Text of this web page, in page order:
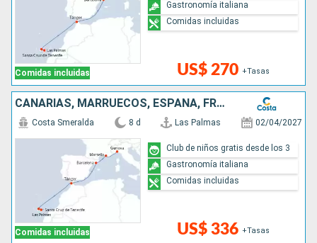
Comidas incluidas US$ 270 +Tasas
Gastronomía italiana
Comidas incluidas
CANARIAS, MARRUECOS, ESPAÑA, FRANCIA, ITALIA
Comidas incluidas
Costa Smeralda 8 d Las Palmas 02/04/2027
US$ 336 +Tasas
Club de niños gratis desde los 3
Gastronomía italiana
Comidas incluidas